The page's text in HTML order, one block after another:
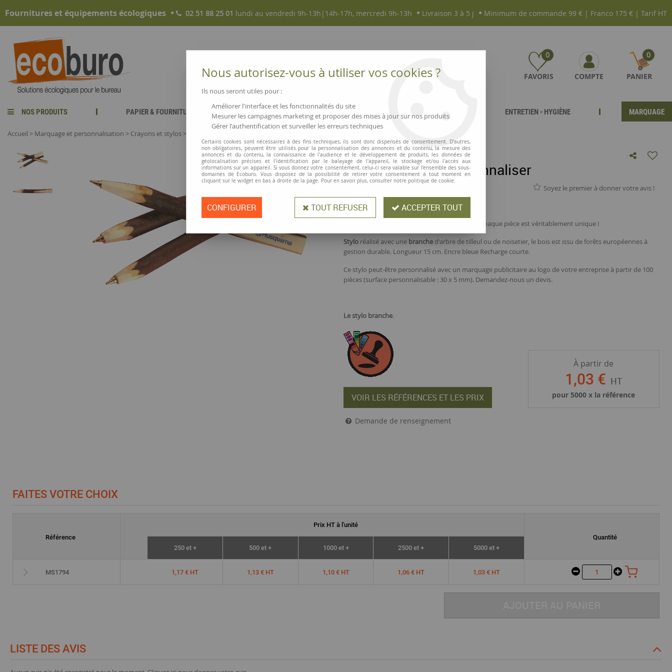
Fournitures et équipements écologiques 02 51 88 25 01 lundi au vendredi 9h-13h|14h-17h, mercredi 9h-13h Livraison 3 à 5 j Minimum de commande 99 € | Franco 175 € | Tarif HT
0
FAVORIS COMPTE
0
PANIER
NOS PRODUITS PAPIER & FOURNITURES NOUVEAUTÉS MAGASINS ▫ COMMERCES ENTRETIEN ▫ HYGIÈNE MARQUAGE
Accueil > Marquage et personnalisation > Crayons et stylos >
Stylo branche à personnaliser
Soyez le premier à donner votre avis !
Stylo branche
Ce qui rend ce stylo branche unique, c'est que chaque pièce est véritablement unique !
Stylo réalisé avec une branche d'arbre de tilleul ou de noisetier, le bois est issu de forêts européennes à
gestion durable. Longueur 15 cm. Encre bleue Recharge courte.
Ce stylo peut-être personnalisé avec un marquage publicitaire au logo de votre entreprise à partir de 100
pièces (surface personnalisable : 30 x 5 mm). Demandez-nous un devis.
Lestylo branche.
VOIR LES RÉFÉRENCES ET LES PRIX
À partir de
1 ,03 € HT
pour5000 x la référence
Demande de renseignement
FAITES VOTRE CHOIX
Référence
Prix HT à l'unité
250 et + 500 et + 1000 et + 2500 et + 5000 et +
Quantité
MS1794 1,17 € HT 1,13 € HT 1,10 € HT 1,06 € HT 1,03 € HT
LISTE DES AVIS
Nous autorisez-vous à utiliser vos cookies ?
Ils nous seront utiles pour :
Améliorer l'interface et les fonctionnalités du site
Mesurer les campagnes marketing et proposer des mises à jour sur nos produits
Gérer l'authentification et surveiller les erreurs techniques
Certains cookies sont nécessaires à des fins techniques, ils sont donc dispensés de consentement. D'autres,
non obligatoires, peuvent être utilisés pour la personnalisation des annonces et du contenu, la mesure des
annonces et du contenu, la connaissance de l'audience et le développement de produits, les données de
géolocalisation précises et l'identification par le balayage de l'appareil, le stockage et/ou l'accès aux
informations sur un appareil. Si vous donnez votre consentement, celui-ci sera valable sur l’ensemble des sous-
domaines de Ecoburo. Vous disposez de la possibilité de retirer votre consentement à tout moment en
cliquant sur le widget en bas à droite de la page. Pour en savoir plus, consulter notre politique de cookie.
CONFIGURER TOUT REFUSER ACCEPTER TOUT